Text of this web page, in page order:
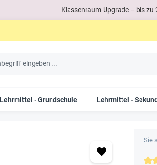
Klassenraum-Upgrade – bis zu
Lehrmittel - Grundschule Lehrmittel -
Sie